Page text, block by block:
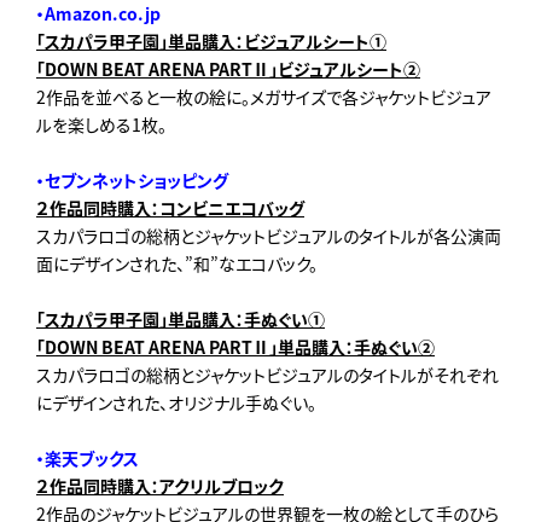
・Amazon.co.jp
「スカパラ甲子園」単品購入：ビジュアルシート①
「DOWN BEAT ARENA PARTⅡ」ビジュアルシート②
2作品を並べると一枚の絵に。メガサイズで各ジャケットビジュア
ルを楽しめる1枚。
・セブンネットショッピング
２作品同時購入：コンビニエコバッグ
スカパラロゴの総柄とジャケットビジュアルのタイトルが各公演両
面にデザインされた、”和”なエコバック。
「スカパラ甲子園」単品購入：手ぬぐい①
「DOWN BEAT ARENA PARTⅡ」単品購入：手ぬぐい②
スカパラロゴの総柄とジャケットビジュアルのタイトルがそれぞれ
にデザインされた、オリジナル手ぬぐい。
・楽天ブックス
２作品同時購入：アクリルブロック
2作品のジャケットビジュアルの世界観を一枚の絵として手のひら